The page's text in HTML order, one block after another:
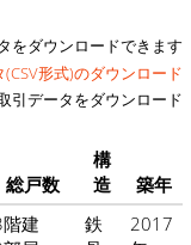
をダウンロードできます
形式)のダウンロード
引データをダウンロード
総戸数
構
造
築年
建
鉄
2017